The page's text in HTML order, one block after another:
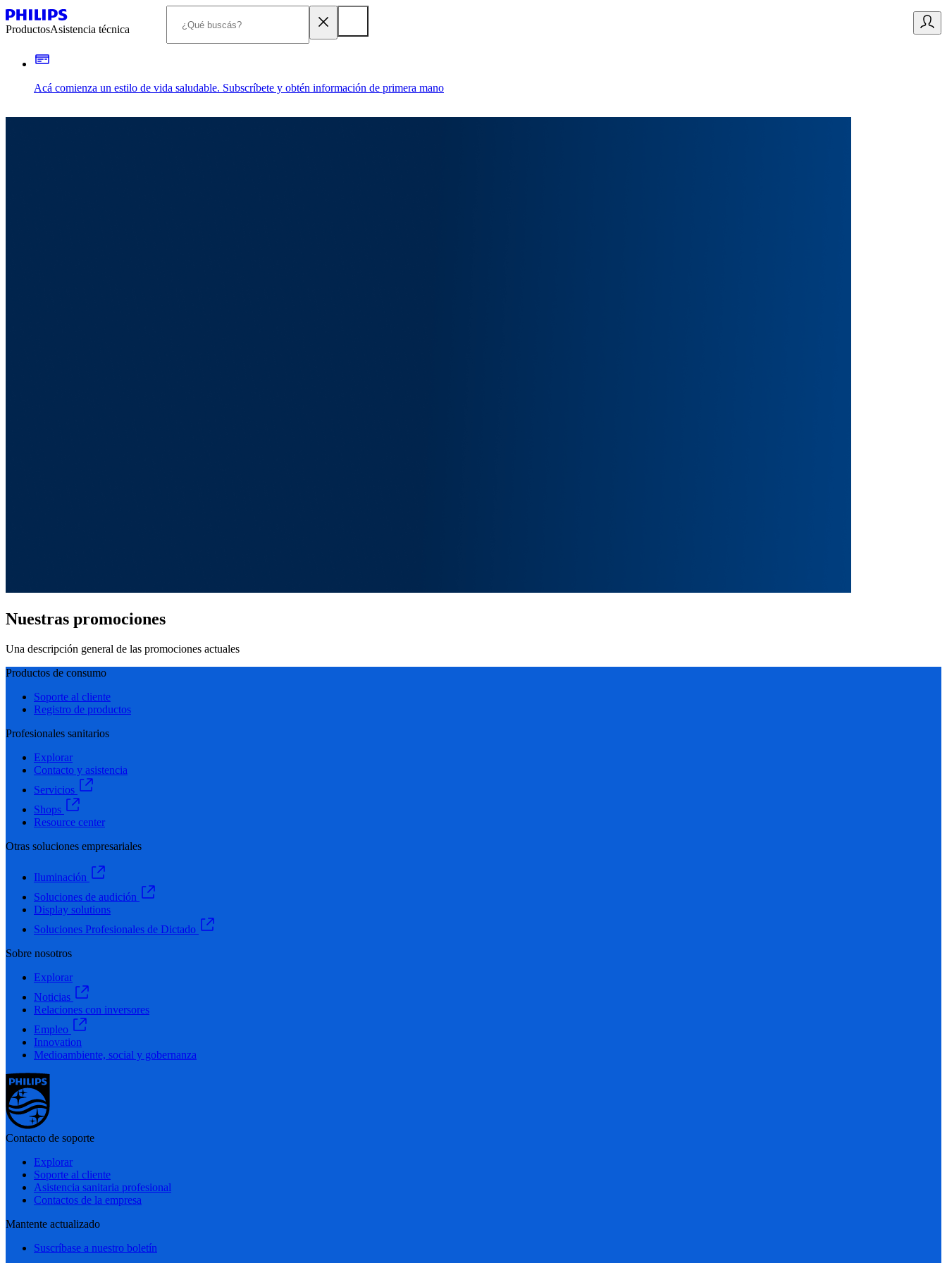
ProductosAsistencia técnica
Acá comienza un estilo de vida saludable. Subscríbete y obtén información de primera mano
Nuestras promociones
Una descripción general de las promociones actuales
Productos de consumo
Soporte al cliente
Registro de productos
Profesionales sanitarios
Explorar
Contacto y asistencia
Servicios
Shops
Resource center
Otras soluciones empresariales
Iluminación
Soluciones de audición
Display solutions
Soluciones Profesionales de Dictado
Sobre nosotros
Explorar
Noticias
Relaciones con inversores
Empleo
Innovation
Medioambiente, social y gobernanza
Contacto de soporte
Explorar
Soporte al cliente
Asistencia sanitaria profesional
Contactos de la empresa
Mantente actualizado
Suscríbase a nuestro boletín